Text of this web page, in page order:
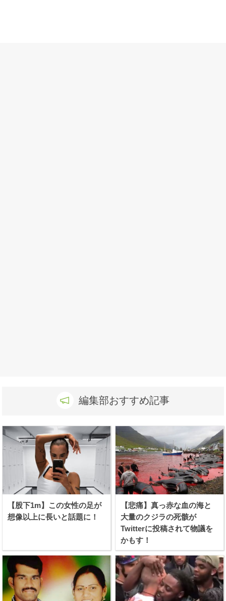
編集部おすすめ記事
【股下1m】この女性の足が
想像以上に長いと話題に！
【悲痛】真っ赤な血の海と
大量のクジラの死骸が
Twitterに投稿されて物議を
かもす！